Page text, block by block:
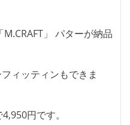
」 パターが納品
ィッティンもできま
円です。